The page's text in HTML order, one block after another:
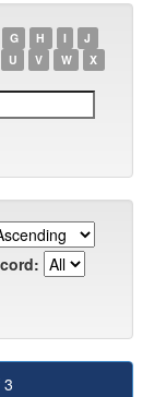
G H I
J
U V W
X